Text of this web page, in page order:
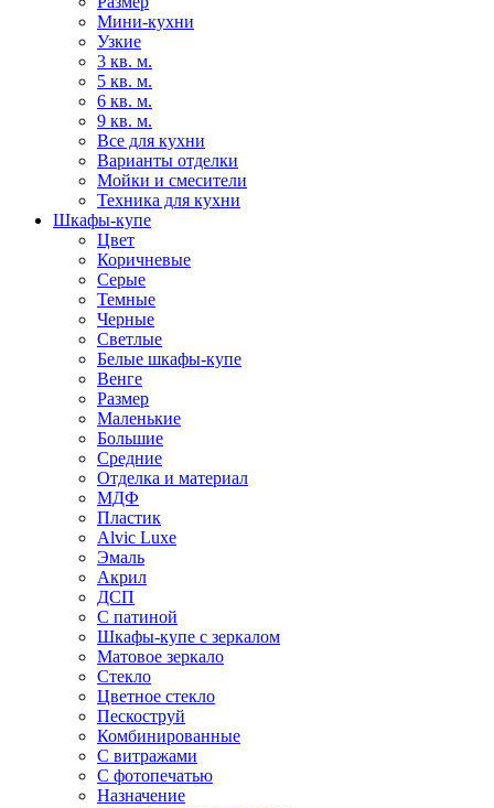
Мини-кухни
Узкие
3 кв. м.
5 кв. м.
6 кв. м.
9 кв. м.
Все для кухни
Варианты отделки
Мойки и смесители
Техника для кухни
Шкафы-купе
Цвет
Коричневые
Серые
Темные
Черные
Светлые
Белые шкафы-купе
Венге
Размер
Маленькие
Большие
Средние
Отделка и материал
МДФ
Пластик
Alvic Luxe
Эмаль
Акрил
ДСП
С патиной
Шкафы-купе с зеркалом
Матовое зеркало
Стекло
Цветное стекло
Пескоструй
Комбинированные
С витражами
С фотопечатью
Назначение